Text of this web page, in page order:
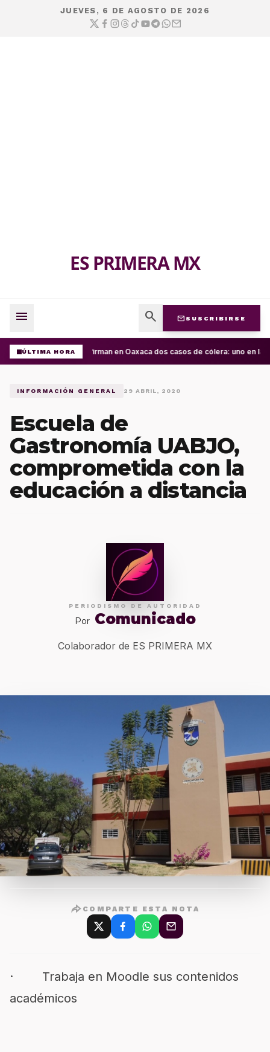
JUEVES, 6 DE AGOSTO DE 2026
ES PRIMERA MX
menu search mail SUSCRIBIRSE
ÚLTIMA HORAConfirman en Oaxaca dos casos de cólera: uno en la
INFORMACIÓN GENERAL 29 ABRIL, 2020
Escuela de
Gastronomía UABJO,
comprometida con la
educación a distancia
PERIODISMO DE AUTORIDAD
Por Comunicado
Colaborador de ES PRIMERA MX
COMPARTE ESTA NOTA
· Trabaja en Moodle sus contenidos
académicos